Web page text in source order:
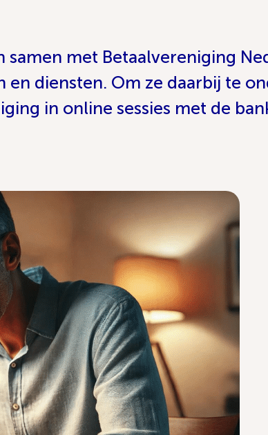
met Betaalvereniging
diensten. Om ze daarbij te
in online sessies met de